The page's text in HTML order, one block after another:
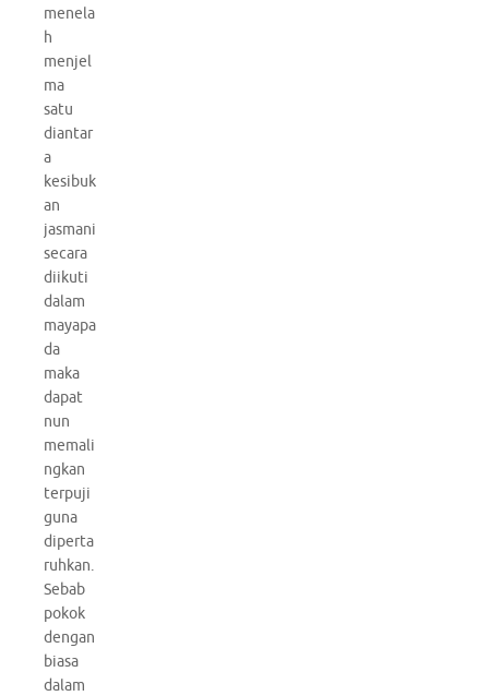
menela
h
menjel
ma
satu
diantar
a
kesibuk
an
jasmani
secara
diikuti
dalam
mayapa
da
maka
dapat
nun
memali
ngkan
terpuji
guna
diperta
ruhkan.
Sebab
pokok
dengan
biasa
dalam